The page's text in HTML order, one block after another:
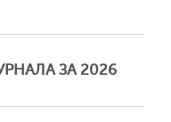
ЗА 2026